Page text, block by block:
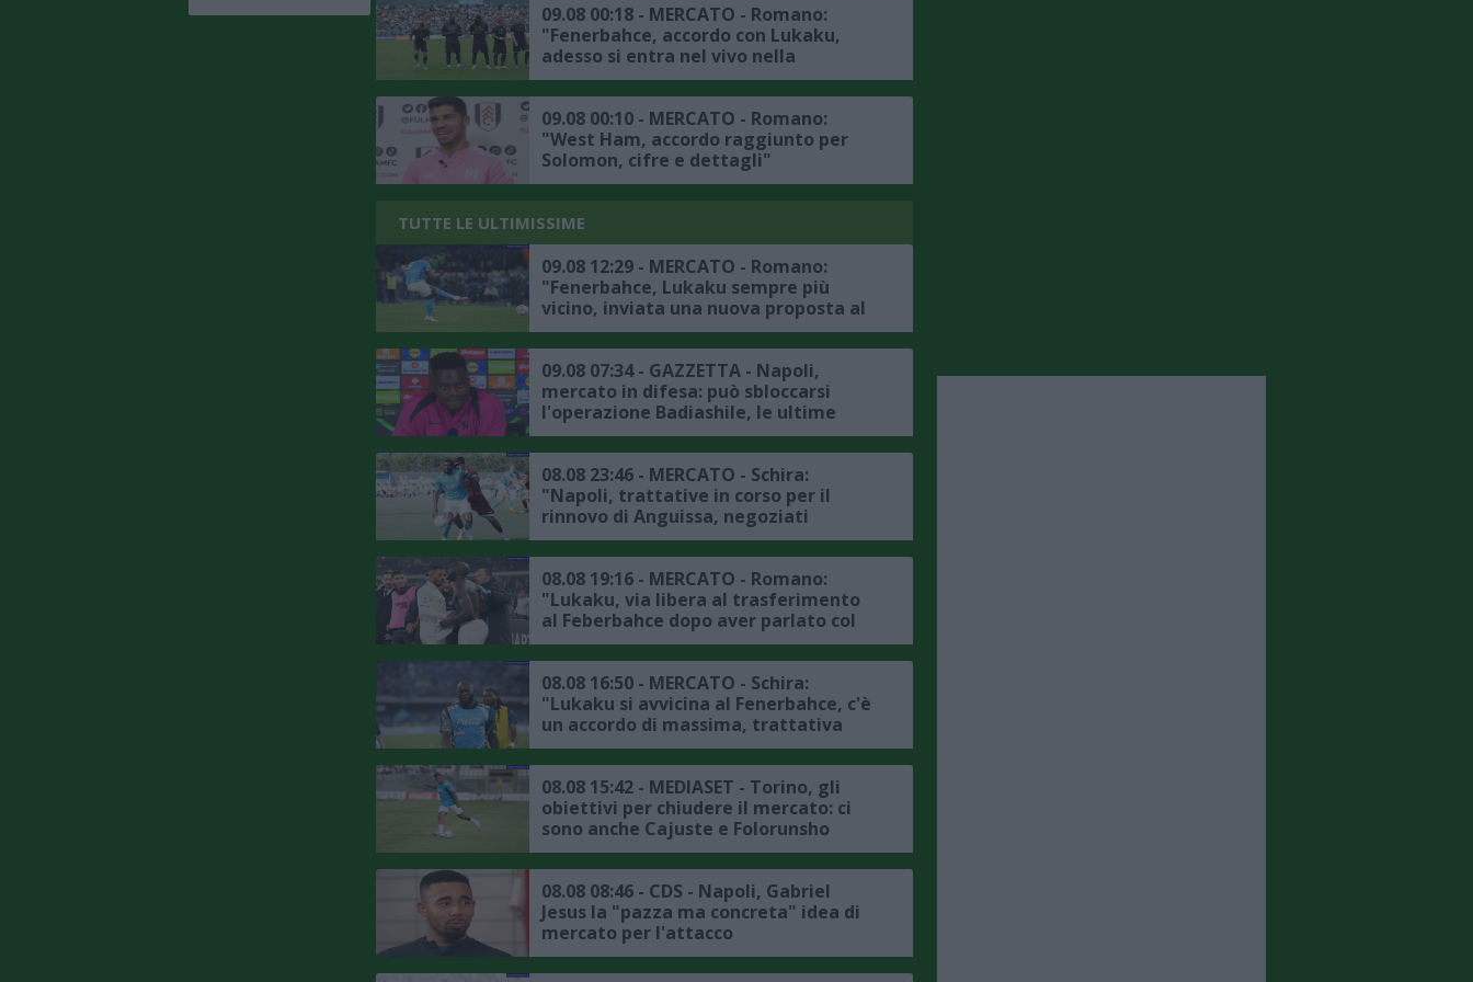
09.08 00:18 - MERCATO - Romano:
"Fenerbahce, accordo con Lukaku,
adesso si entra nel vivo nella
trattativa col Napoli"
09.08 00:10 - MERCATO - Romano:
"West Ham, accordo raggiunto per
Solomon, cifre e dettagli"
TUTTE LE ULTIMISSIME
09.08 12:29 - MERCATO - Romano:
"Fenerbahce, Lukaku sempre più
vicino, inviata una nuova proposta al
Napoli, accordo in dirittura d'arrivo"
09.08 07:34 - GAZZETTA - Napoli,
mercato in difesa: può sbloccarsi
l'operazione Badiashile, le ultime
08.08 23:46 - MERCATO - Schira:
"Napoli, trattative in corso per il
rinnovo di Anguissa, negoziati
positivi"
08.08 19:16 - MERCATO - Romano:
"Lukaku, via libera al trasferimento
al Feberbahce dopo aver parlato col
presidente, ora la trattativa col
Napoli"
08.08 16:50 - MERCATO - Schira:
"Lukaku si avvicina al Fenerbahce, c'è
un accordo di massima, trattativa
avanzata tra il club turco e il Napoli"
08.08 15:42 - MEDIASET - Torino, gli
obiettivi per chiudere il mercato: ci
sono anche Cajuste e Folorunsho
08.08 08:46 - CDS - Napoli, Gabriel
Jesus la "pazza ma concreta" idea di
mercato per l'attacco